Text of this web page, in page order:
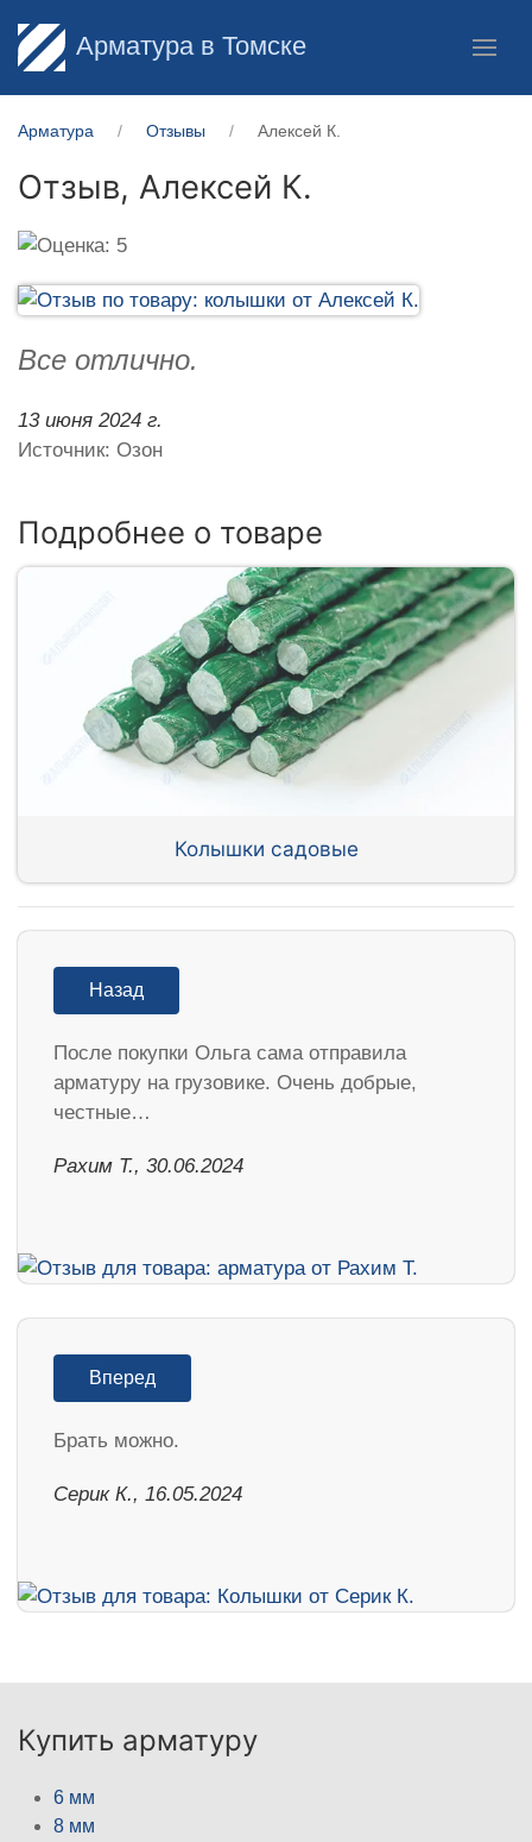
Арматура в Томске
Арматура Отзывы Алексей К.
Отзыв, Алексей К.
Все отлично.
13 июня 2024 г.
Источник: Озон
Подробнее о товаре
Колышки садовые
Назад
После покупки Ольга сама отправила
арматуру на грузовике. Очень добрые,
честные…
Рахим Т., 30.06.2024
Вперед
Брать можно.
Серик К., 16.05.2024
Купить арматуру
6 мм
8 мм